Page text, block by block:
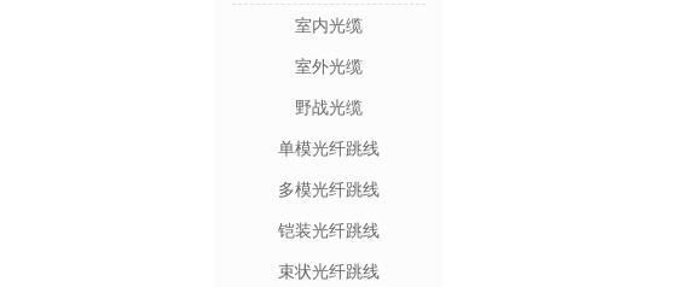
室内光缆
室外光缆
野战光缆
单模光纤跳线
多模光纤跳线
铠装光纤跳线
束状光纤跳线